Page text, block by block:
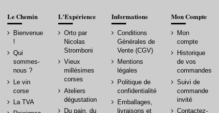
Le Chemin
Bienvenue
!
Qui
sommes-
nous ?
Le vin
corse
La TVA
L'Expérience
Orto par
Nicolas
Stromboni
Vieux
millésimes
corses
Ateliers
dégustation
Du pain, du
Informations
Conditions
Générales de
Vente (CGV)
Mentions
légales
Politique de
confidentialité
Emballages,
livraisons et
Mon Compte
Mon
compte
Historique
de vos
commandes
Suivi de
commande
invité
Contactez-